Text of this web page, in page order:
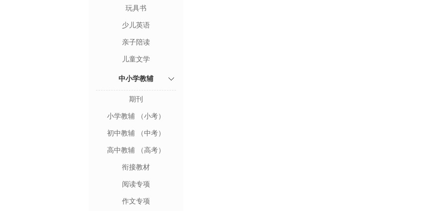
玩具书
少儿英语
亲子陪读
儿童文学
中小学教辅
期刊
小学教辅 （小考）
初中教辅 （中考）
高中教辅 （高考）
衔接教材
阅读专项
作文专项